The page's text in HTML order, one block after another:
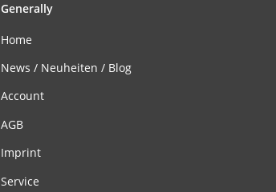
Generally
Home
News / Neuheiten / Blog
Account
AGB
Imprint
Service